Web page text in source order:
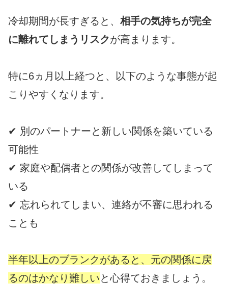
冷却期間が長すぎると、 相手の気持ちが完全
に離れてしまうリスクが高まります。
特に6ヵ月以上経つと、以下のような事態が起
こりやすくなります。
✔ 別のパートナーと新しい関係を築いている
可能性
✔ 家庭や配偶者との関係が改善してしまって
いる
✔ 忘れられてしまい、連絡が不審に思われる
ことも
半年以上のブランクがあると、元の関係に戻
るのはかなり難しいと心得ておきましょう。